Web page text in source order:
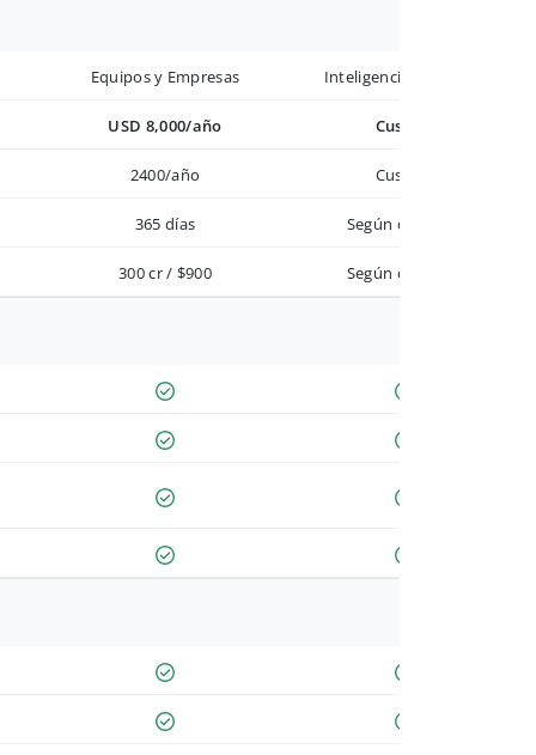
Equipos y Empresas Inteligencia avanzada
USD 8,000/año Custom
2400/año Custom
365 días Según contrato
300 cr / $900 Según contrato